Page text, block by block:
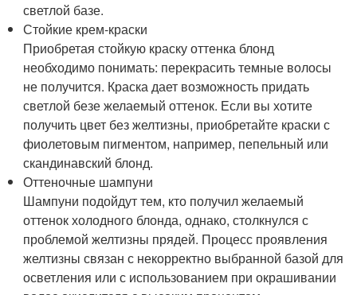
светлой базе.
Стойкие крем-краски
Приобретая стойкую краску оттенка блонд
необходимо понимать: перекрасить темные волосы
не получится. Краска дает возможность придать
светлой безе желаемый оттенок. Если вы хотите
получить цвет без желтизны, приобретайте краски с
фиолетовым пигментом, например, пепельный или
скандинавский блонд.
Оттеночные шампуни
Шампуни подойдут тем, кто получил желаемый
оттенок холодного блонда, однако, столкнулся с
проблемой желтизны прядей. Процесс проявления
желтизны связан с некорректно выбранной базой для
осветления или с использованием при окрашивании